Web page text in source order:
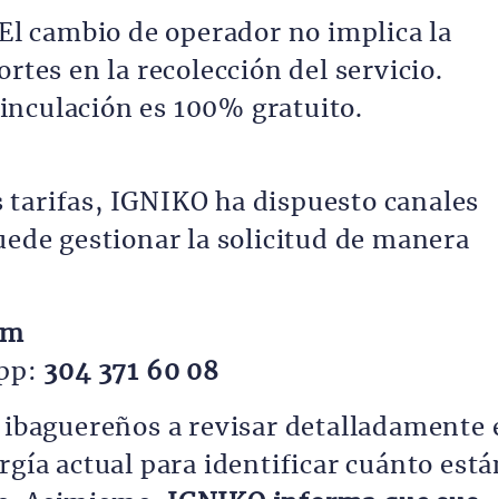
El cambio de operador no implica la
en la recolección del servicio.
es 100% gratuito.
tarifas, IGNIKO ha dispuesto canales
gestionar la solicitud de manera
304 371 60 08
ibaguereños a revisar detalladamente
actual para identificar cuánto